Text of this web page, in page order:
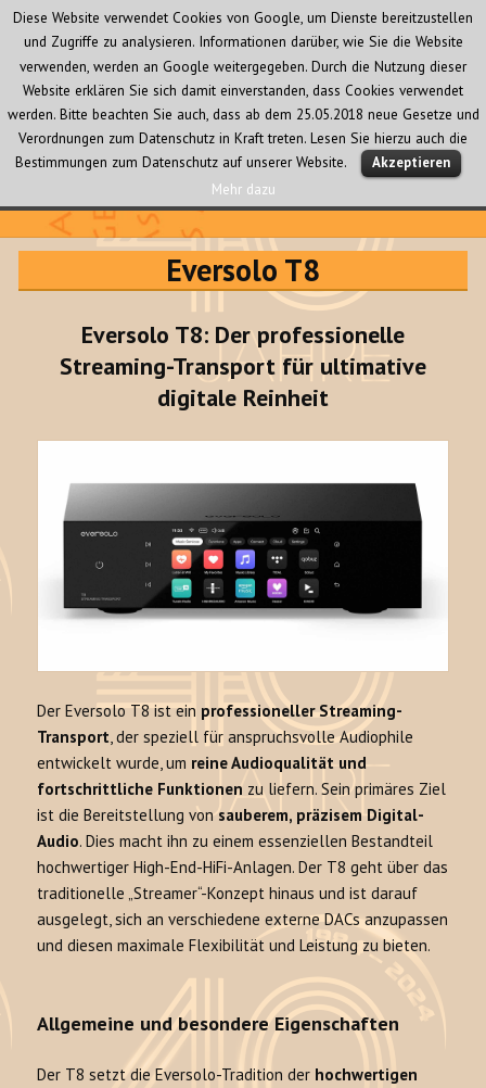
Audio Creativ
MENÜ
UND
Eversolo T8
Eversolo T8: Der professionelle
Streaming-Transport für ultimative
digitale Reinheit
Der Eversolo T8 ist ein professioneller Streaming-
Transport, der speziell für anspruchsvolle Audiophile
entwickelt wurde, um reine Audioqualität und
fortschrittliche Funktionen zu liefern. Sein primäres Ziel
ist die Bereitstellung vonsauberem, präzisem Digital-
Audio. Dies macht ihn zu einem essenziellen Bestandteil
hochwertiger High-End-HiFi-Anlagen. Der T8 geht über das
traditionelle „Streamer“-Konzept hinaus und ist darauf
ausgelegt, sich an verschiedene externe DACs anzupassen
und diesen maximale Flexibilität und Leistung zu bieten.
Allgemeine und besondere Eigenschaften
Der T8 setzt die Eversolo-Tradition der hochwertigen
Diese Website verwendet Cookies von Google, um Dienste bereitzustellen
und Zugriffe zu analysieren. Informationen darüber, wie Sie die Website
verwenden, werden an Google weitergegeben. Durch die Nutzung dieser
Website erklären Sie sich damit einverstanden, dass Cookies verwendet
werden. Bitte beachten Sie auch, dass ab dem 25.05.2018 neue Gesetze und
Verordnungen zum Datenschutz in Kraft treten. Lesen Sie hierzu auch die
Bestimmungen zum Datenschutz auf unserer Website.
Akzeptieren
Mehr dazu